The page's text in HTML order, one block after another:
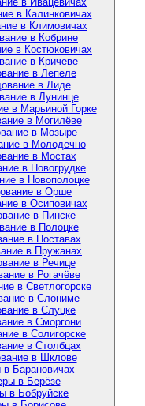
в Калинковичах
в Климовичах
в Кобрине
в Костюковичах
в Кричеве
в Лепеле
в Лиде
в Лунинце
в Марьиной Горке
в Могилёве
в Мозыре
в Молодечно
в Мостах
в Новогрудке
в Новополоцке
в Орше
в Осиповичах
в Пинске
в Полоцке
в Поставах
в Пружанах
в Речице
в Рогачёве
в Светлогорске
в Слониме
в Слуцке
в Сморгони
в Солигорске
в Столбцах
в Шклове
Барановичах
в Берёзе
в Бобруйске